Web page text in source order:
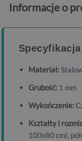
Informacje o
Materiał:
Grubość:1 mm
Wykończenie:
Kształty i
100x80 cm),